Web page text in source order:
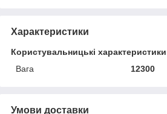
Характеристики
Користувальницькі характеристики
Вага
12300
Умови доставки